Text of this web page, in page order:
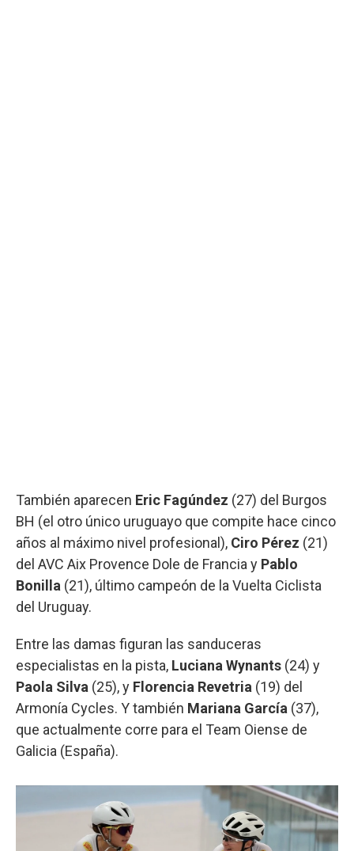
También aparecen Eric Fagúndez (27) del Burgos
BH (el otro único uruguayo que compite hace cinco
años al máximo nivel profesional), Ciro Pérez (21)
del AVC Aix Provence Dole de Francia y Pablo
Bonilla (21), último campeón de la Vuelta Ciclista
del Uruguay.
Entre las damas figuran las sanduceras
especialistas en la pista, Luciana Wynants (24) y
Paola Silva (25), y Florencia Revetria (19) del
Armonía Cycles. Y también Mariana García (37),
que actualmente corre para el Team Oiense de
Galicia (España).